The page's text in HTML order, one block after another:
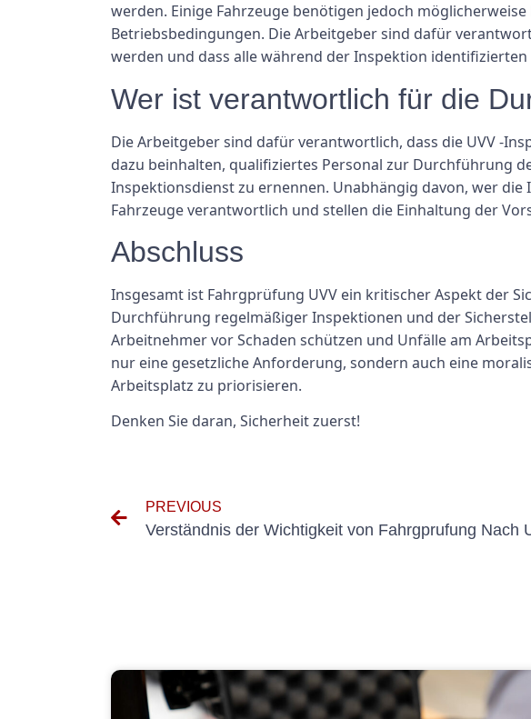
werden. Einige Fahrzeuge benötigen jedoch
Betriebsbedingungen. Die Arbeitgeber sind dafür
werden und dass alle während der Inspektion
Wer ist verantwortlich für die
Die Arbeitgeber sind dafür verantwortlich, dass die UVV -
dazu beinhalten, qualifiziertes Personal zur Durchführung
Inspektionsdienst zu ernennen. Unabhängig davon, wer
Fahrzeuge verantwortlich und stellen die Einhaltung der
Abschluss
Insgesamt ist Fahrgprüfung UVV ein kritischer Aspekt der
Durchführung regelmäßiger Inspektionen und der
Arbeitnehmer vor Schaden schützen und Unfälle am
nur eine gesetzliche Anforderung, sondern auch eine
Arbeitsplatz zu priorisieren.
Denken Sie daran, Sicherheit zuerst!
PREVIOUS
Verständnis der Wichtigkeit von Fahrgprufung Nach